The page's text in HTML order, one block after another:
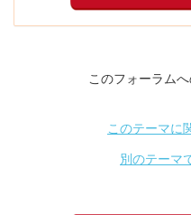
このフォーラム
このテーマに
別のテーマ